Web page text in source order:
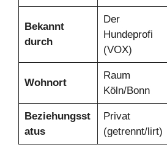
Bekannt
durch
Der
Hundeprofi
(VOX)
Wohnort
Raum
Köln/Bonn
Beziehungsst
atus
Privat
(getrennt/lirt)